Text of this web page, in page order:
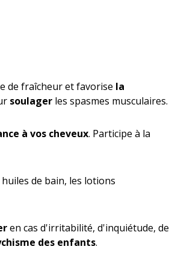
de fraîcheur et favorise la
soulager les spasmes musculaires.
à vos cheveux. Participe à la
de bain, les lotions
en cas d'irritabilité, d'inquiétude, de
des enfants.